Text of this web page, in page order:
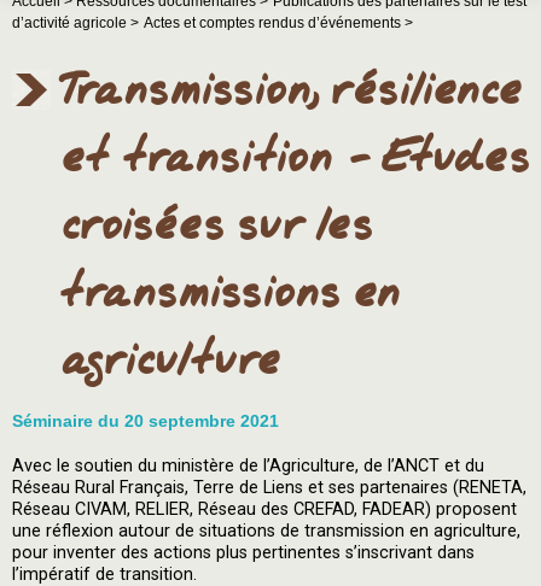
d’activité agricole > Actes et comptes rendus d’événements >
Transmission, résilience
et transition - Etudes
croisées sur les
transmissions en
agriculture
Séminaire du 20 septembre 2021
Avec le soutien du ministère de l’Agriculture, de l’ANCT et du
Réseau Rural Français, Terre de Liens et ses partenaires (RENETA,
Réseau CIVAM, RELIER, Réseau des CREFAD, FADEAR) proposent
une réflexion autour de situations de transmission en agriculture,
pour inventer des actions plus pertinentes s’inscrivant dans
l’impératif de transition.